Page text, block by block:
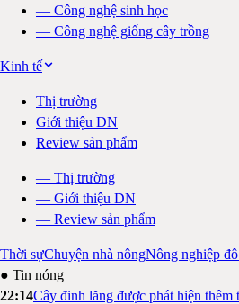
— Công nghệ sinh học
— Công nghệ giống cây trồng
Kinh tế
Thị trường
Giới thiệu DN
Review sản phẩm
— Thị trường
— Giới thiệu DN
— Review sản phẩm
Thời sựChuyện nhà nôngNông nghiệp
● Tin nóng
22:14Cây đinh lăng được phát hiện thêm